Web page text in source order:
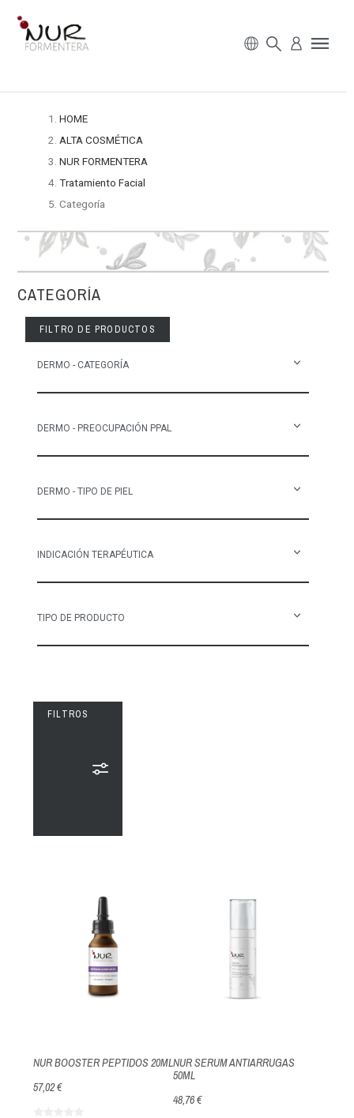
HOME
ALTA COSMÉTICA
NUR FORMENTERA
Tratamiento Facial
Categoría
CATEGORÍA
FILTROS
NUR BOOSTER PEPTIDOS 20ML
57,02 €
NUR SERUM ANTIARRUGAS
50ML
48,76 €
FILTRO DE PRODUCTOS
DERMO - CATEGORÍA
DERMO - PREOCUPACIÓN PPAL
DERMO - TIPO DE PIEL
INDICACIÓN TERAPÉUTICA
TIPO DE PRODUCTO